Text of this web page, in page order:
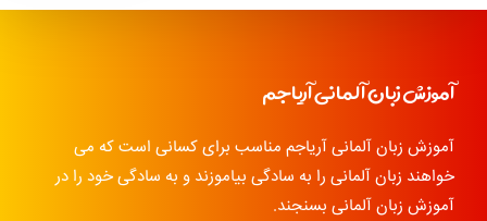
آموزش زبان آلمانی آریاجم
آموزش زبان آلمانی آریاجم مناسب برای کسانی است که می
خواهند زبان آلمانی را به سادگی بیاموزند و به سادگی خود را در
آموزش زبان آلمانی بسنجند.